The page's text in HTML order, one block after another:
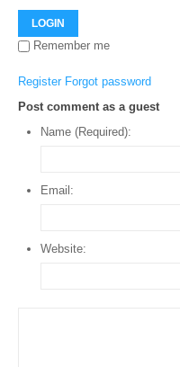
LOGIN
Remember me
Register Forgot password
Post comment as a guest
Name (Required):
Email:
Website: